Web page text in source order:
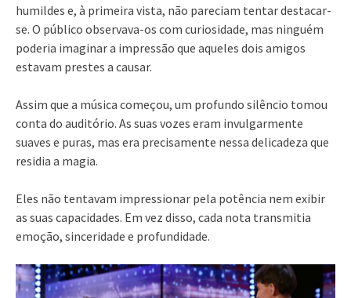
humildes e, à primeira vista, não pareciam tentar destacar-
se. O público observava-os com curiosidade, mas ninguém
poderia imaginar a impressão que aqueles dois amigos
estavam prestes a causar.
Assim que a música começou, um profundo silêncio tomou
conta do auditório. As suas vozes eram invulgarmente
suaves e puras, mas era precisamente nessa delicadeza que
residia a magia.
Eles não tentavam impressionar pela potência nem exibir
as suas capacidades. Em vez disso, cada nota transmitia
emoção, sinceridade e profundidade.